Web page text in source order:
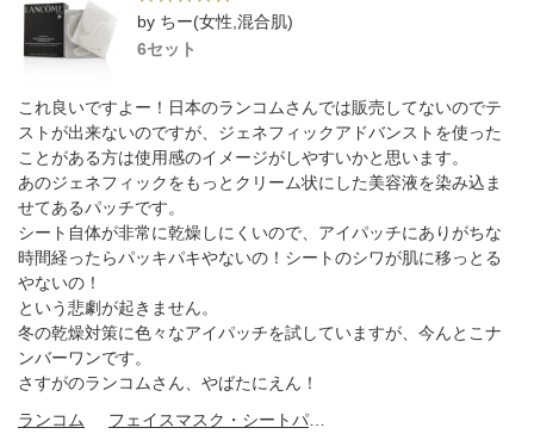
by ちー(女性,混合肌)
6セット
これ良いですよー！日本のランコムさんでは販売してないのでテ
ストが出来ないのですが、ジェネフィックアドバンストを使った
ことがある方は使用感のイメージがしやすいかと思います。
あのジェネフィックをもっとクリーム状にした美容液を染み込ま
せてあるパッチです。
シート自体が非常に乾燥しにくいので、アイパッチにありがちな
時間経ったらパッキパキやないの！シートのシワが肌に移っとる
やないの！
という悲劇が起きません。
冬の乾燥対策に色々なアイパッチを試していますが、今んとこナ
ンバーワンです。
さすがのランコムさん、やばたにえん！
ランコム